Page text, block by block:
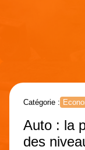
Catégorie :
Auto : la
des